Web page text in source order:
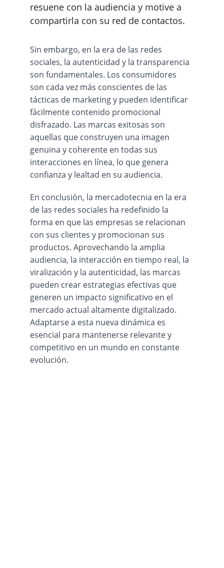
resuene con la audiencia y motive a
compartirla con su red de contactos.
Sin embargo, en la era de las redes
sociales, la autenticidad y la transparencia
son fundamentales. Los consumidores
son cada vez más conscientes de las
tácticas de marketing y pueden identificar
fácilmente contenido promocional
disfrazado. Las marcas exitosas son
aquellas que construyen una imagen
genuina y coherente en todas sus
interacciones en línea, lo que genera
confianza y lealtad en su audiencia.
En conclusión, la mercadotecnia en la era
de las redes sociales ha redefinido la
forma en que las empresas se relacionan
con sus clientes y promocionan sus
productos. Aprovechando la amplia
audiencia, la interacción en tiempo real, la
viralización y la autenticidad, las marcas
pueden crear estrategias efectivas que
generen un impacto significativo en el
mercado actual altamente digitalizado.
Adaptarse a esta nueva dinámica es
esencial para mantenerse relevante y
competitivo en un mundo en constante
evolución.